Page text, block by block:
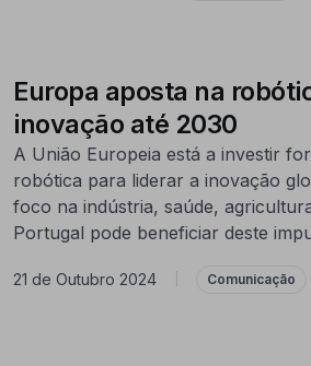
Europa aposta na
inovação até 2030
A União Europeia está a investir
robótica para liderar a inovação
foco na indústria, saúde,
Portugal pode beneficiar deste
21 de Outubro 2024 Comunicação